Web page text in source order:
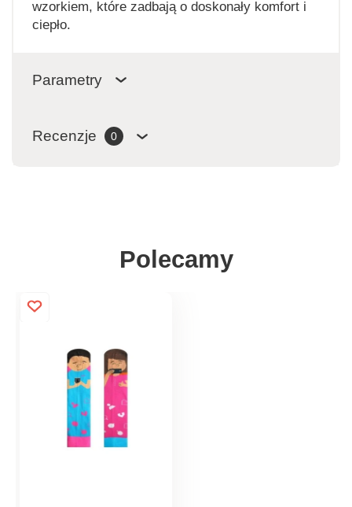
wzorkiem, które zadbają o doskonały komfort i
ciepło.
Parametry
Recenzje 0
Polecamy